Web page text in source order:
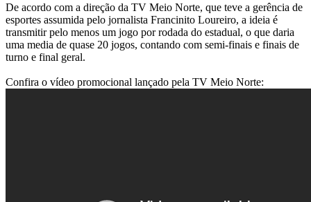
De acordo com a direção da TV Meio Norte, que teve a gerência de
esportes assumida pelo jornalista Francinito Loureiro, a ideia é
transmitir pelo menos um jogo por rodada do estadual, o que daria
uma media de quase 20 jogos, contando com semi-finais e finais de
turno e final geral.
Confira o vídeo promocional lançado pela TV Meio Norte: